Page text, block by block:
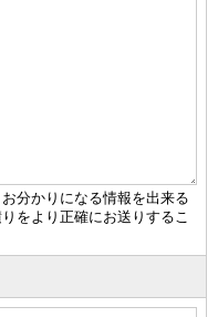
分かりになる情報を出来る
をより正確にお送りするこ